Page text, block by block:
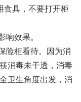
食具，不要打开柜
响效果。
险柜看待。因为消
消毒未干透，消毒
卫生角度出发，消